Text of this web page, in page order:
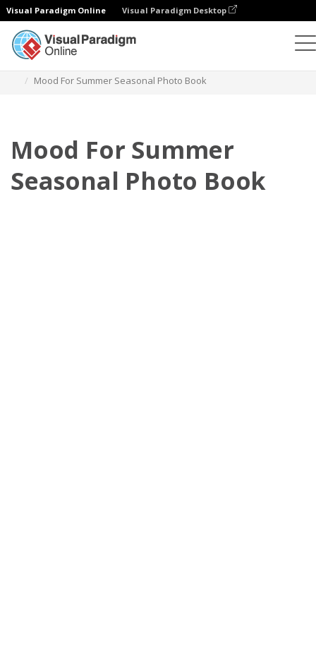
Visual Paradigm Online Visual Paradigm Desktop
Mood For Summer Seasonal Photo Book
Mood For Summer
Seasonal Photo Book